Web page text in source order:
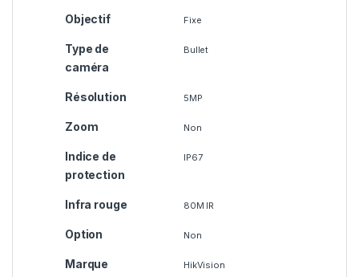
Objectif Fixe
Type de
caméra
Bullet
Résolution 5MP
Zoom Non
Indice de
protection
IP67
Infra rouge 80M IR
Option Non
Marque HikVision